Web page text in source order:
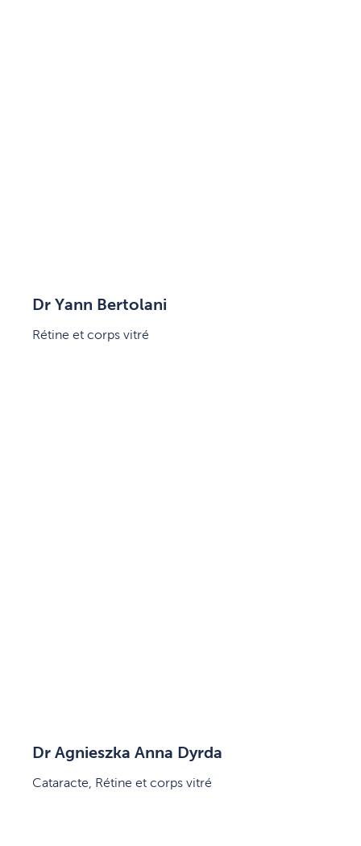
Dr Yann Bertolani
Rétine et corps vitré
Dr Agnieszka Anna Dyrda
Cataracte, Rétine et corps vitré